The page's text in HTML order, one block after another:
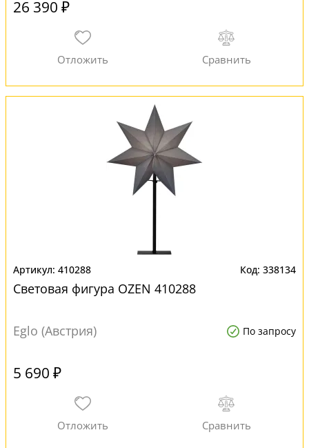
26 390 ₽
410288 338134
Световая фигура OZEN 410288
Eglo (Австрия) По запросу
5 690 ₽